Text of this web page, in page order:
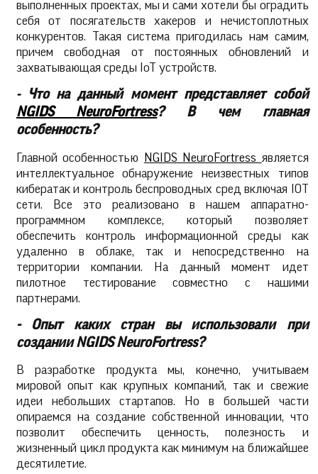
выполненных проектах, мы и сами хотели бы оградить
себя от посягательств хакеров и нечистоплотных
конкурентов. Такая система пригодилась нам самим,
причем свободная от постоянных обновлений и
захватывающая среды IoT устройств.
-
Что на данный момент представляет собой
NGIDS NeuroFortress? В чем главная
особенность?
Главной особенностью NGIDS NeuroFortress является
интеллектуальное обнаружение неизвестных типов
кибератак и контроль беспроводных сред включая IOT
сети. Все это реализовано в нашем аппаратно-
программном комплексе, который позволяет
обеспечить контроль информационной среды как
удаленно в облаке, так и непосредственно на
территории компании. На данный момент идет
пилотное тестирование совместно с нашими
партнерами.
- Опыт каких стран вы использовали при
создании NGIDS NeuroFortress?
В разработке продукта мы, конечно, учитываем
мировой опыт как крупных компаний, так и свежие
идеи небольших стартапов. Но в большей части
опираемся на создание собственной инновации, что
позволит обеспечить ценность, полезность и
жизненный цикл продукта как минимум на ближайшее
десятилетие.